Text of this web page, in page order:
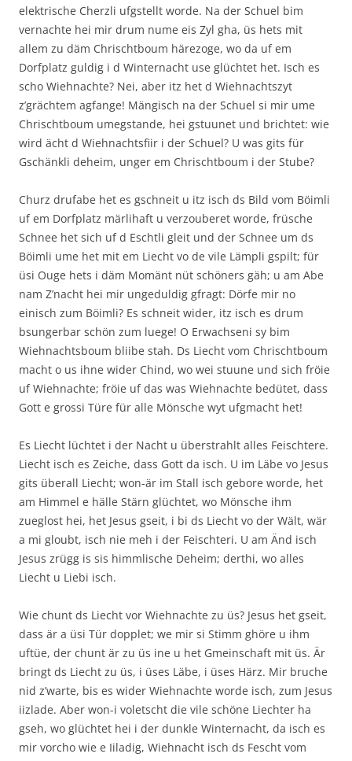
elektrische Cherzli ufgstellt worde. Na der Schuel bim
vernachte hei mir drum nume eis Zyl gha, üs hets mit
allem zu däm Chrischtboum härezoge, wo da uf em
Dorfplatz guldig i d Winternacht use glüchtet het. Isch es
scho Wiehnachte? Nei, aber itz het d Wiehnachtszyt
z’grächtem agfange! Mängisch na der Schuel si mir ume
Chrischtboum umegstande, hei gstuunet und brichtet: wie
wird ächt d Wiehnachtsfiir i der Schuel? U was gits für
Gschänkli deheim, unger em Chrischtboum i der Stube?
Churz drufabe het es gschneit u itz isch ds Bild vom Böimli
uf em Dorfplatz märlihaft u verzouberet worde, früsche
Schnee het sich uf d Eschtli gleit und der Schnee um ds
Böimli ume het mit em Liecht vo de vile Lämpli gspilt; für
üsi Ouge hets i däm Momänt nüt schöners gäh; u am Abe
nam Z’nacht hei mir ungeduldig gfragt: Dörfe mir no
einisch zum Böimli? Es schneit wider, itz isch es drum
bsungerbar schön zum luege! O Erwachseni sy bim
Wiehnachtsboum bliibe stah. Ds Liecht vom Chrischtboum
macht o us ihne wider Chind, wo wei stuune und sich fröie
uf Wiehnachte; fröie uf das was Wiehnachte bedütet, dass
Gott e grossi Türe für alle Mönsche wyt ufgmacht het!
Es Liecht lüchtet i der Nacht u überstrahlt alles Feischtere.
Liecht isch es Zeiche, dass Gott da isch. U im Läbe vo Jesus
gits überall Liecht; won-är im Stall isch gebore worde, het
am Himmel e hälle Stärn glüchtet, wo Mönsche ihm
zueglost hei, het Jesus gseit, i bi ds Liecht vo der Wält, wär
a mi gloubt, isch nie meh i der Feischteri. U am Änd isch
Jesus zrügg is sis himmlische Deheim; derthi, wo alles
Liecht u Liebi isch.
Wie chunt ds Liecht vor Wiehnachte zu üs? Jesus het gseit,
dass är a üsi Tür dopplet; we mir si Stimm ghöre u ihm
uftüe, der chunt är zu üs ine u het Gmeinschaft mit üs. Är
bringt ds Liecht zu üs, i üses Läbe, i üses Härz. Mir bruche
nid z’warte, bis es wider Wiehnachte worde isch, zum Jesus
iizlade. Aber won-i voletscht die vile schöne Liechter ha
gseh, wo glüchtet hei i der dunkle Winternacht, da isch es
mir vorcho wie e Iiladig, Wiehnacht isch ds Fescht vom